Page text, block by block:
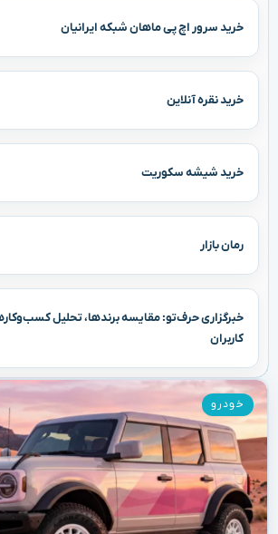
خرید سرور اچ پی ماهان شبکه ایرانیان
خرید نقره آنلاین
خرید شیشه سکوریت
رمان بازار
خبرگزاری حرف‌تو: مقایسه برندها، تحلیل
کاربران
خودرو